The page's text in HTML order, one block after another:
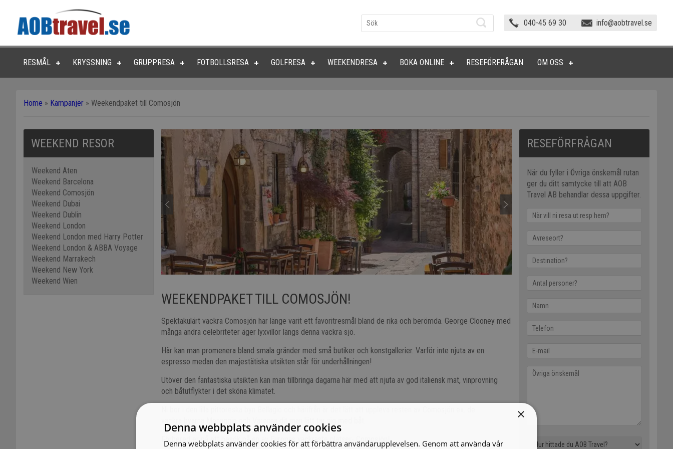
040-45 69 30 info@aobtravel.se
RESMÅL KRYSSNING GRUPPRESA FOTBOLLSRESA GOLFRESA WEEKENDRESA BOKA ONLINE RESEFÖRFRÅGAN OM OSS
Home » Kampanjer » Weekendpaket till Comosjön
WEEKEND RESOR
Weekend Aten
Weekend Barcelona
Weekend Comosjön
Weekend Dubai
Weekend Dublin
Weekend London
Weekend London med Harry Potter
Weekend London & ABBA Voyage
Weekend Marrakech
Weekend New York
Weekend Wien
WEEKENDPAKET TILL COMOSJÖN!
Spektakulärt vackra Comosjön har länge varit ett favoritresmål bland de rika och berömda. George Clooney med
många andra celebriteter äger lyxvillor längs denna vackra sjö.
Här kan man promenera bland smala gränder med små butiker och konstgallerier. Varför inte njuta av en
espresso medan den majestätiska utsikten står för underhållningen!
Utöver den fantastiska utsikten kan man tillbringa dagarna här med att njuta av god italiensk mat, vinprovning
och båtutflykter i det sköna klimatet.
Förbered er på ett besök på en av Europas vackraste platser- Comosjön!
RESEFÖRFRÅGAN
När du fyller i Övriga önskemål rutan
ger du ditt samtycke till att AOB
Travel AB behandlar dessa uppgifter.
×
Denna webbplats använder cookies
Denna webbplats använder cookies för att förbättra användarupplevelsen. Genom att använda vår